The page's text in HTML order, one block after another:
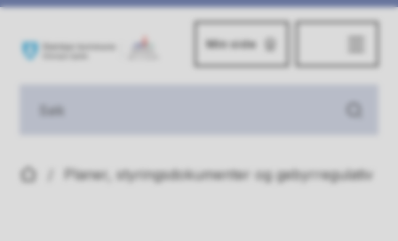
Steinkjer kommune
Min side
Du er her:Planer, styringsdokumenter og gebyrregulativ